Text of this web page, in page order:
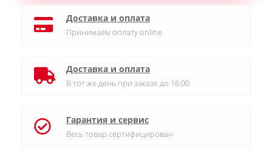
Доставка и оплата
Принимаем оплату online
Доставка и оплата
В тот же день при заказе до 16:00
Гарантия и сервис
Весь товар сертифицирован